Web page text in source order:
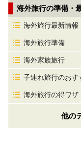
海外旅行の準備・
海外旅行最新情報
海外旅行準備
海外家族旅行
子連れ旅行のおす
海外旅行の得ワザ
他の